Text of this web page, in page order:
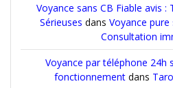
Voyance sans CB Fiable avis :
Sérieuses dans Voyance
Consultation
Voyance par téléphone 24h
fonctionnement dans